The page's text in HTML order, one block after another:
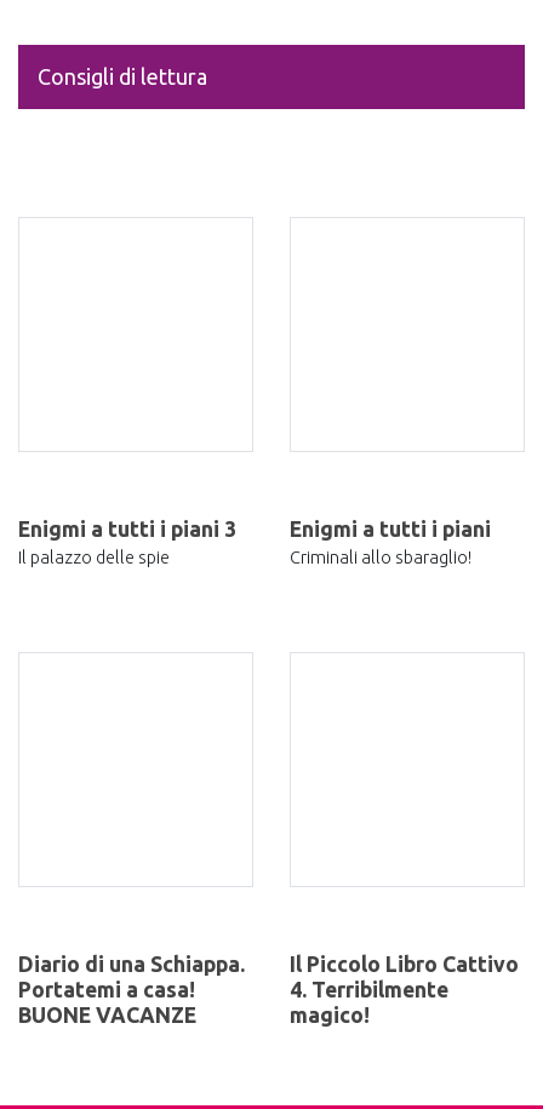
Consigli di lettura
Enigmi a tutti i piani 3
Il palazzo delle spie
Enigmi a tutti i piani
Criminali allo sbaraglio!
Diario di una Schiappa.
Portatemi a casa!
BUONE VACANZE
Il Piccolo Libro Cattivo
4. Terribilmente
magico!